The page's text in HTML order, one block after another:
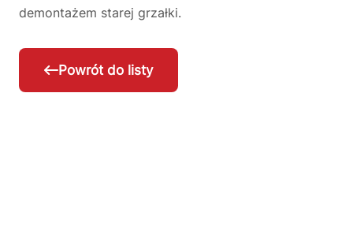
demontażem starej grzałki.
Powrót do listy